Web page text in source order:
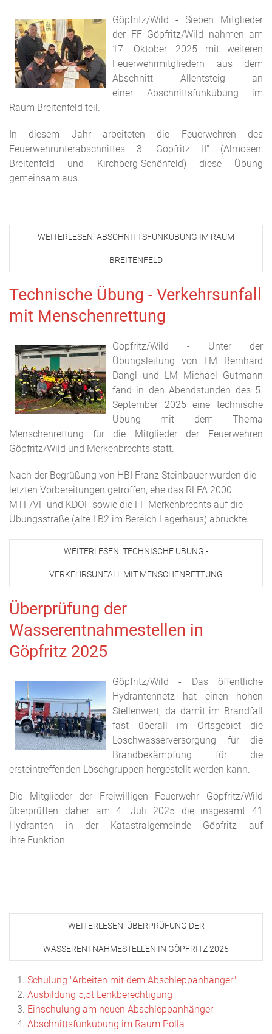
Göpfritz/Wild - Sieben Mitglieder
der FF Göpfritz/Wild nahmen am
17. Oktober 2025 mit weiteren
Feuerwehrmitgliedern aus dem
Abschnitt Allentsteig an
einer Abschnittsfunkübung im
Raum Breitenfeld teil.
In diesem Jahr arbeiteten die Feuerwehren des
Feuerwehrunterabschnittes 3 "Göpfritz II" (Almosen,
Breitenfeld und Kirchberg-Schönfeld) diese Übung
gemeinsam aus.
WEITERLESEN: ABSCHNITTSFUNKÜBUNG IM RAUM
BREITENFELD
Technische Übung - Verkehrsunfall
mit Menschenrettung
Göpfritz/Wild - Unter der
Übungsleitung von LM Bernhard
Dangl und LM Michael Gutmann
fand in den Abendstunden des 5.
September 2025 eine technische
Übung mit dem Thema
Menschenrettung für die Mitglieder der Feuerwehren
Göpfritz/Wild und Merkenbrechts statt.
Nach der Begrüßung von HBI Franz Steinbauer wurden die
letzten Vorbereitungen getroffen, ehe das RLFA 2000,
MTF/VF und KDOF sowie die FF Merkenbrechts auf die
Übungsstraße (alte LB2 im Bereich Lagerhaus) abrückte.
WEITERLESEN: TECHNISCHE ÜBUNG -
VERKEHRSUNFALL MIT MENSCHENRETTUNG
Überprüfung der
Wasserentnahmestellen in
Göpfritz 2025
Göpfritz/Wild - Das öffentliche
Hydrantennetz hat einen hohen
Stellenwert, da damit im Brandfall
fast überall im Ortsgebiet die
Löschwasserversorgung für die
Brandbekämpfung für die
ersteintreffenden Löschgruppen hergestellt werden kann.
Die Mitglieder der Freiwilligen Feuerwehr Göpfritz/Wild
überprüften daher am 4. Juli 2025 die insgesamt 41
Hydranten in der Katastralgemeinde Göpfritz auf
ihre Funktion.
WEITERLESEN: ÜBERPRÜFUNG DER
WASSERENTNAHMESTELLEN IN GÖPFRITZ 2025
Schulung "Arbeiten mit dem Abschleppanhänger"
Ausbildung 5,5t Lenkberechtigung
Einschulung am neuen Abschleppanhänger
Abschnittsfunkübung im Raum Pölla